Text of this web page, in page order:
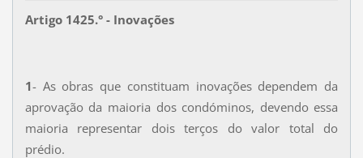
Artigo 1425.° - Inovações
1- As obras que constituam inovações dependem da
aprovação da maioria dos condóminos, devendo essa
maioria representar dois terços do valor total do
prédio.